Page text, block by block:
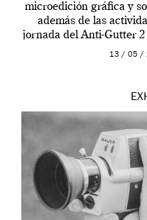
microedición gráfica y
además de las
jornada del Anti-Gutter 2
13 / 05 /